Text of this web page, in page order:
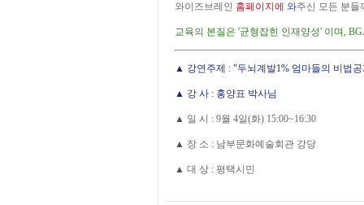
와이즈브레인 홈페이지에 와주신 모든 분들
교육의 본질은 '균형잡힌 인재양성' 이며,
▲ 강연주제 : "두뇌계발1% 엄마들의 비법
▲ 강 사 : 홍양표 박사님
▲ 일 시 : 9월 4일(화) 15:00~16:30
▲ 장 소 : 남부문화예술회관 강당
▲ 대 상 : 평택시민